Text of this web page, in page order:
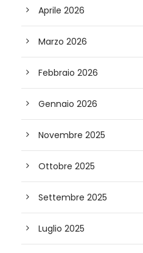
Aprile 2026
Marzo 2026
Febbraio 2026
Gennaio 2026
Novembre 2025
Ottobre 2025
Settembre 2025
Luglio 2025